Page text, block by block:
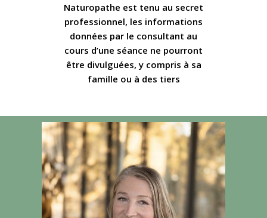
Naturopathe est tenu au secret
professionnel, les informations
données par le consultant au
cours d’une séance ne pourront
être divulguées, y compris à sa
famille ou à des tiers